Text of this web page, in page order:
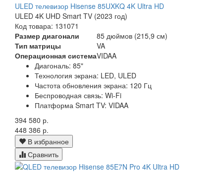
ULED телевизор Hisense 85UXKQ 4K Ultra HD
ULED 4K UHD Smart TV (2023 год)
Код товара: 131071
Размер диагонали
85 дюймов (215,9 см)
Тип матрицы
VA
Операционная системаVIDAA
Диагональ: 85"
Технология экрана: LED, ULED
Частота обновления экрана: 120 Гц
Беспроводная связь: Wi-Fi
Платформа Smart TV: VIDAA
394 580 р.
448 386 р.
В избранное
Сравнить